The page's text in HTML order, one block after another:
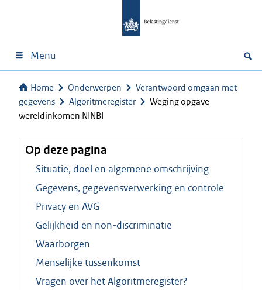
Menu
Home Onderwerpen
Verantwoord omgaan met
gegevens
Algoritmeregister
Weging opgave
wereldinkomen NINBI
Op deze pagina
Situatie, doel en algemene omschrijving
Gegevens, gegevensverwerking en controle
Privacy en AVG
Gelijkheid en non-discriminatie
Waarborgen
Menselijke tussenkomst
Vragen over het Algoritmeregister?